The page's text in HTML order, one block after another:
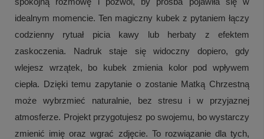
idealnym momencie. Ten magiczny kubek z pytaniem łączy
codzienny rytuał picia kawy lub herbaty z efektem
zaskoczenia. Nadruk staje się widoczny dopiero, gdy
wlejesz wrzątek, bo kubek zmienia kolor pod wpływem
ciepła. Dzięki temu zapytanie o zostanie Matką Chrzestną
może wybrzmieć naturalnie, bez stresu i w przyjaznej
atmosferze. Projekt przygotujesz po swojemu, bo wystarczy
zmienić imię oraz wgrać zdjęcie. To rozwiązanie dla tych,